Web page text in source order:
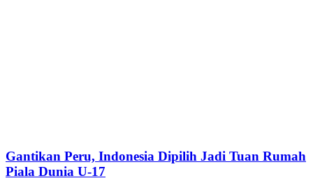
Gantikan Peru, Indonesia Dipilih Jadi Tuan Rumah
Piala Dunia U-17